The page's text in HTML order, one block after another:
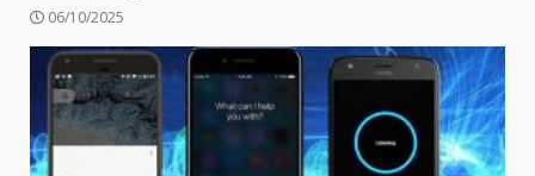
06/10/2025